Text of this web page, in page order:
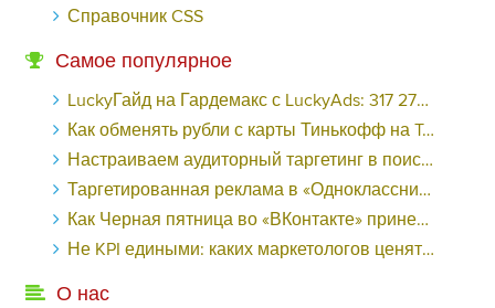
Справочник CSS
Самое популярное
LuckyГайд на Гардемакс с LuckyAds: 317 279 рублей за 10 дней - «Надо знать»
Как обменять рубли с карты Тинькофф на Tether ERC20 (USDT)?
Настраиваем аудиторный таргетинг в поисковой кампании Google Ads - «Заработок»
Таргетированная реклама в «Одноклассниках»: как ее настроить и нужно ли - «Заработок»
Как Черная пятница во «ВКонтакте» принесла магазину подарков 221 продажу по цене 38 рублей - «Заработок»
Не KPI едиными: каких маркетологов ценят - «Заработок»
О нас